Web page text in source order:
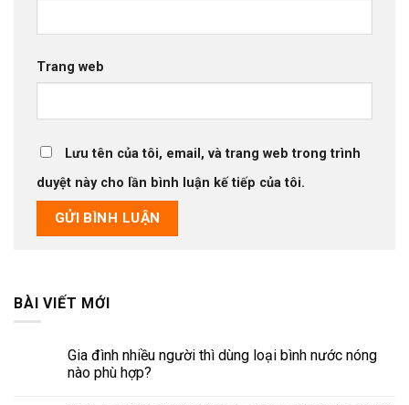
Trang web
Lưu tên của tôi, email, và trang web trong trình
duyệt này cho lần bình luận kế tiếp của tôi.
BÀI VIẾT MỚI
Gia đình nhiều người thì dùng loại bình nước nóng
nào phù hợp?